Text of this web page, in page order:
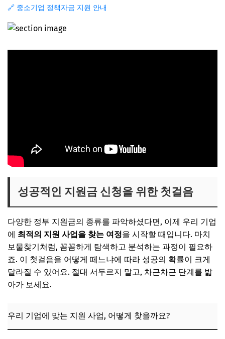
🔗 중소기업 정책자금 지원 안내
성공적인 지원금 신청을 위한 첫걸음
다양한 정부 지원금의 종류를 파악하셨다면, 이제 우리 기업
에 최적의 지원 사업을 찾는 여정을 시작할 때입니다. 마치
보물찾기처럼, 꼼꼼하게 탐색하고 분석하는 과정이 필요하
죠. 이 첫걸음을 어떻게 떼느냐에 따라 성공의 확률이 크게
달라질 수 있어요. 절대 서두르지 말고, 차근차근 단계를 밟
아가 보세요.
우리 기업에 맞는 지원 사업, 어떻게 찾을까요?